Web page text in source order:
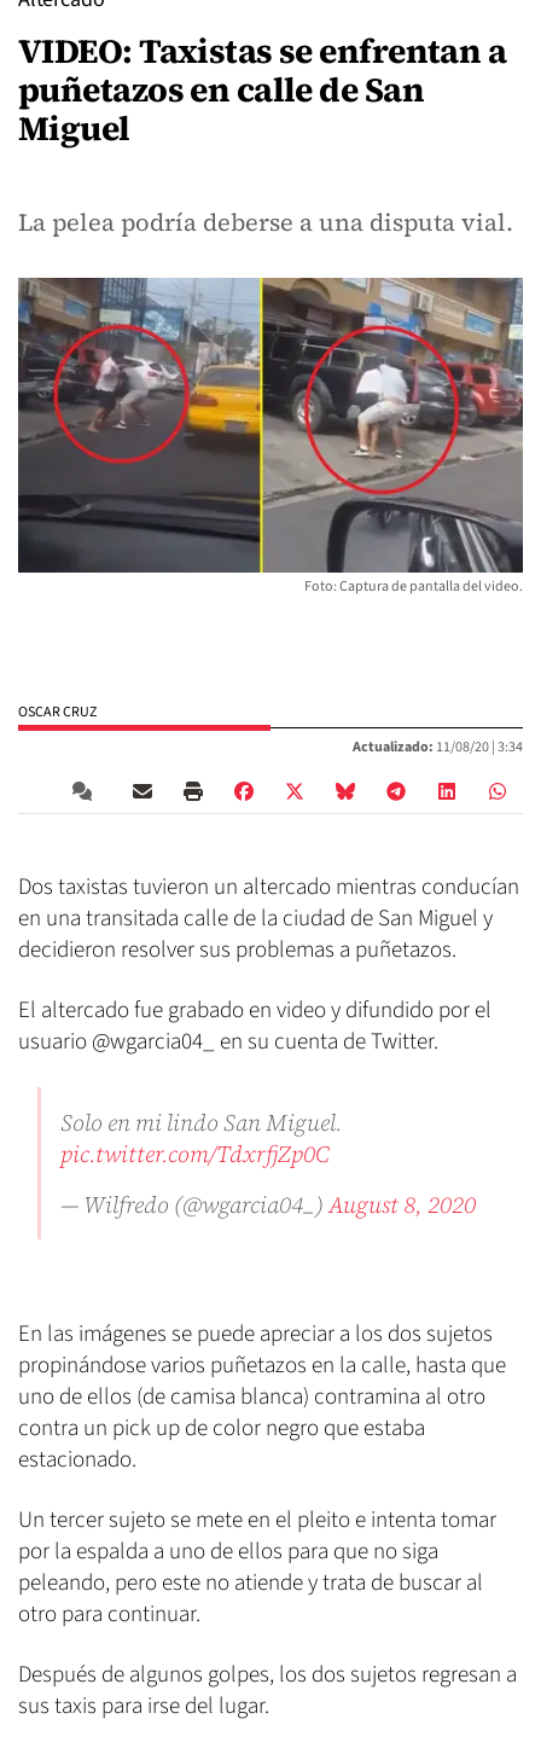
VIDEO: Taxistas se enfrentan a
puñetazos en calle de San
Miguel
La pelea podría deberse a una disputa vial.
Foto: Captura de pantalla del video.
OSCAR CRUZ
Actualizado: 11/08/20 |3:34
Dos taxistas tuvieron un altercado mientras conducían
en una transitada calle de la ciudad de San Miguel y
decidieron resolver sus problemas a puñetazos.
El altercado fue grabado en video y difundido por el
usuario @wgarcia04_ en su cuenta de Twitter.
Solo en mi lindo San Miguel.
pic.twitter.com/TdxrfjZp0C
— Wilfredo (@wgarcia04_)August 8, 2020
En las imágenes se puede apreciar a los dos sujetos
propinándose varios puñetazos en la calle, hasta que
uno de ellos (de camisa blanca) contramina al otro
contra un pick up de color negro que estaba
estacionado.
Un tercer sujeto se mete en el pleito e intenta tomar
por la espalda a uno de ellos para que no siga
peleando, pero este no atiende y trata de buscar al
otro para continuar.
Después de algunos golpes, los dos sujetos regresan a
sus taxis para irse del lugar.